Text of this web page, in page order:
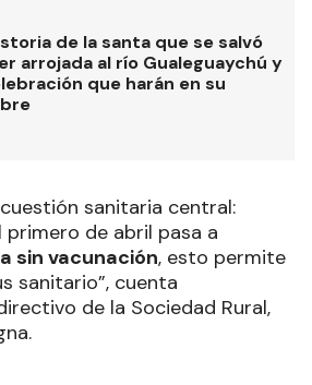
de la santa que se salvó
arrojada al río Gualeguaychú y
que harán en su
sanitaria central:
primero de abril pasa a
sin vacunación, esto permite
sanitario”, cuenta
de la Sociedad Rural,